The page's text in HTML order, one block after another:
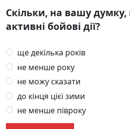
Скільки, на вашу
активні бойові дії?
ще декілька років
не менше року
не можу сказати
до кінця цієї зими
не менше півроку